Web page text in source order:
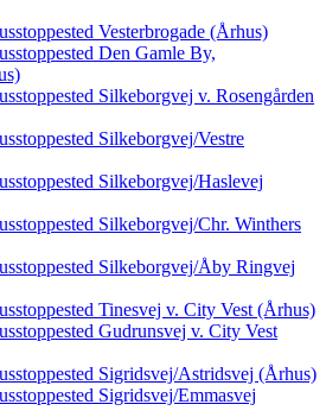
Vesterbrogade (Århus)
Den Gamle By,
Silkeborgvej v. Rosengården
Silkeborgvej/Vestre
Silkeborgvej/Haslevej
Silkeborgvej/Chr. Winthers
Silkeborgvej/Åby Ringvej
Tinesvej v. City Vest (Århus)
Gudrunsvej v. City Vest
Sigridsvej/Astridsvej (Århus)
Sigridsvej/Emmasvej